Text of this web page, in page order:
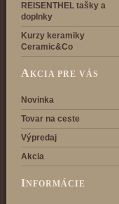
REISENTHEL tašky a
doplnky
Kurzy keramiky
Ceramic&Co
AKCIA PRE VÁS
Novinka
Tovar na ceste
Výpredaj
Akcia
INFORMÁCIE